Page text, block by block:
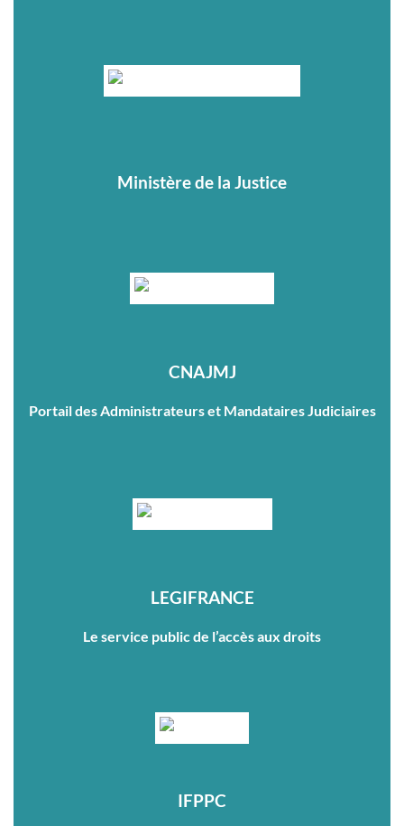
Ministère de la Justice
CNAJMJ
Portail des Administrateurs et Mandataires Judiciaires
LEGIFRANCE
Le service public de l’accès aux droits
IFPPC